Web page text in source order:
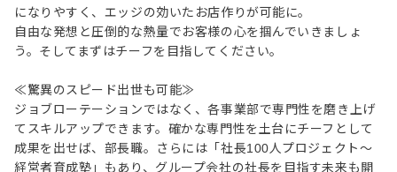
になりやすく、エッジの効いたお店作りが可能に。
自由な発想と圧倒的な熱量でお客様の心を掴んでいきましょ
う。そしてまずはチーフを目指してください。
≪驚異のスピード出世も可能≫
ジョブローテーションではなく、各事業部で専門性を磨き上げ
てスキルアップできます。確かな専門性を土台にチーフとして
成果を出せば、部長職。さらには「社長100人プロジェクト～
経営者育成塾」もあり、グループ会社の社長を目指す未来も開